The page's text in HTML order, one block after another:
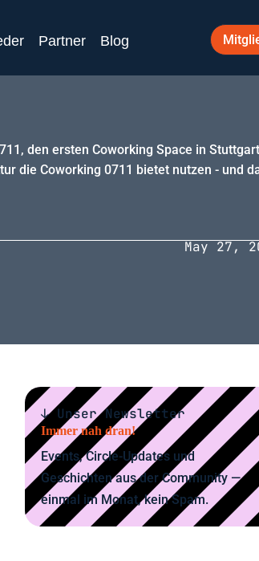
Partner Blog
den ersten Coworking Space in
die Coworking 0711 bietet nutzen - und
May 27,
↓ Unser Newsletter
Immer nah dran!
Events, Circle-Updates und
Geschichten aus der Community —
einmal im Monat, kein Spam.